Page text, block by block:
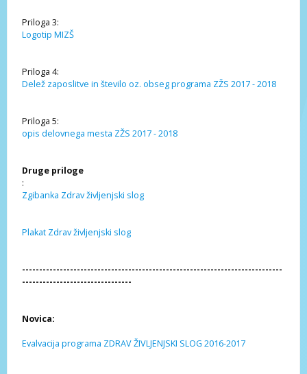
Priloga 3:
Logotip MIZŠ
Priloga 4:
Delež zaposlitve in število oz. obseg programa ZŽS 2017 - 2018
Priloga 5:
opis delovnega mesta ZŽS 2017 - 2018
Druge priloge
:
Zgibanka Zdrav življenjski slog
Plakat Zdrav življenjski slog
----------------------------------------------------------------------------
--------------------------------
Novica:
Evalvacija programa ZDRAV ŽIVLJENJSKI SLOG 2016-2017